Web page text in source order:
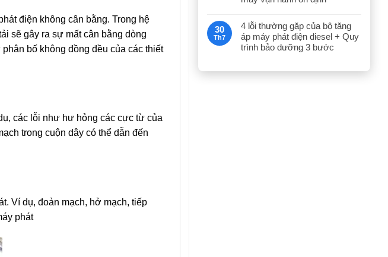
điện không cân bằng. Trong hệ
sẽ gây ra sự mất cân bằng dòng
bố không đồng đều của các thiết
các lỗi như hư hỏng các cực từ của
trong cuộn dây có thể dẫn đến
Ví dụ, đoản mạch, hở mạch, tiếp
phát
30
Th7
4 lỗi thường gặp của bộ tăng
áp máy phát điện diesel + Quy
trình bảo dưỡng 3 bước